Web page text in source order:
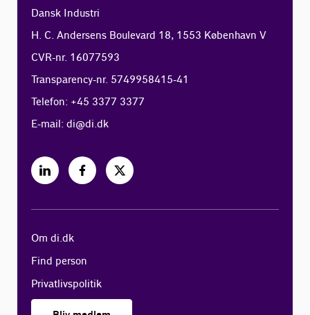
Dansk Industri
H. C. Andersens Boulevard 18, 1553 København V
CVR-nr. 16077593
Transparency-nr. 5749958415-41
Telefon: +45 3377 3377
E-mail:di@di.dk
Om di.dk
Find person
Privatlivspolitik